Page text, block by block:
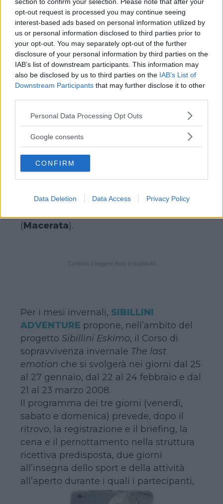
opt-out request is processed you may continue seeing
interest-based ads based on personal information utilized by
us or personal information disclosed to third parties prior to
your opt-out. You may separately opt-out of the further
disclosure of your personal information by third parties on the
IAB’s list of downstream participants. This information may
also be disclosed by us to third parties on the IAB’s List of
Downstream Participants that may further disclose it to other
Please note that this website/app uses one or more Google
not limited to your visit or usage behaviour. You may click to
use your data for below specified purposes in below Google
consent section.
Personal Data Processing Opt Outs
Google consents
CONFIRM
Data Deletion Data Access Privacy Policy
circuito avventura con ponte tibetano,
orienteering, scuola di sopravvivenza; la
riserva di animali selvatici aTorre
Burchinoin cui si svolgono campi di
orienteering, circuiti avventura con ponti
ecodinamici, ponte tibetano,
passeggiate a cavallo e scuola di
pensato per adulti e bambini, costituito
da 20 linee aeree; l’impianto
orienteering alle
adatto ai principianti che si avvicinano
per la prima volta a questa disciplina; i 3
campo di tiro con l’arco rispettivamente
Località Quarantotto di Norcia; il
(Macerata).
Per i mesi invernali, SIBILLINI
ADVENTURE propone, nell’ambito del
progetto Sibillini Eskimo, il Corso di
sopravvivenza invernale The last
emotion che si svolgerà nei giorni dal 25
al 27 gennaio, dal 22 al 24 febbraio e dal
21 al 23 marzo 2008.
Il programma dei tre giorni (venerdì,
sabato e domenica) prevede, dopo il
ritrovo, la registrazione e il briefing, la
cena e il pernottamento nella struttura
ricettiva predisposta, due giorni
all’insegna dello sport e della attività
all’aperto durante i quali i partecipanti,